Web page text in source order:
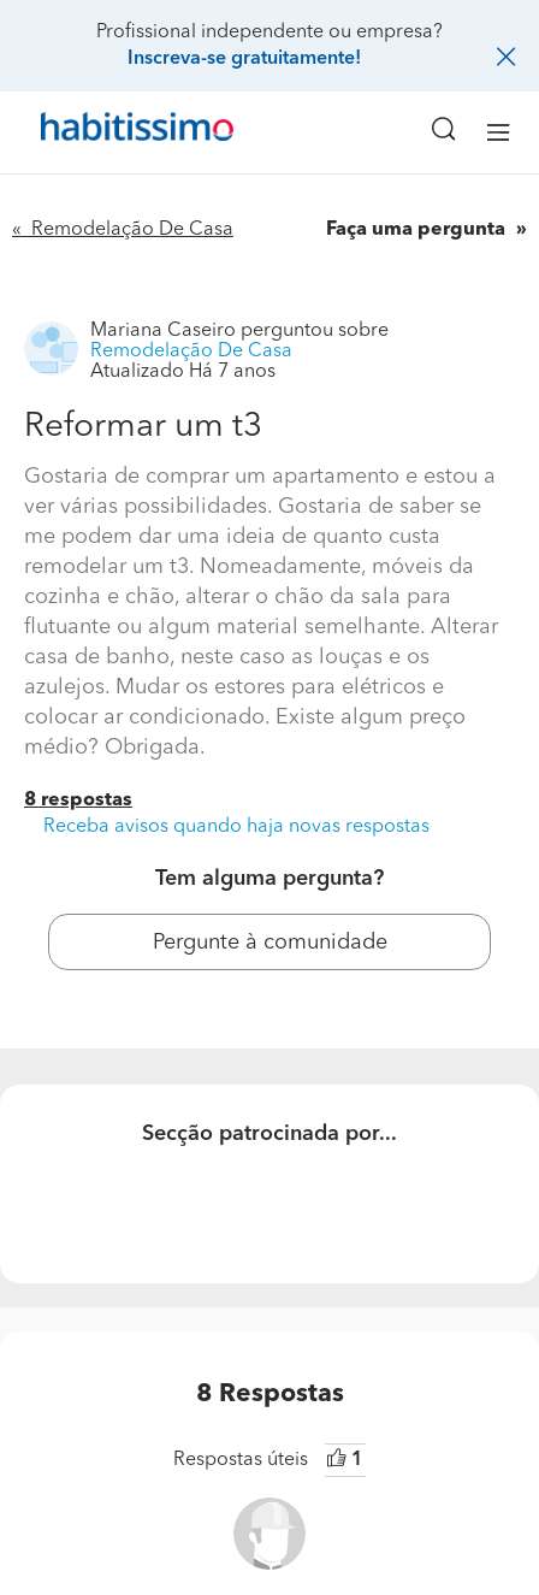
Profissional independente ou empresa?
Inscreva-se gratuitamente!
« Remodelação De Casa Faça uma pergunta
Reformar um t3
Gostaria de comprar um apartamento e estou a ver
dar uma ideia de quanto custa remodelar um t3.
Nomeadamente, móveis da cozinha e chão, alterar o
Mariana Caseiro perguntou sobre
Remodelação De Casa
Atualizado Há 7 anos
Reformar um t3
Gostaria de comprar um apartamento e estou a
ver várias possibilidades. Gostaria de saber se
me podem dar uma ideia de quanto custa
remodelar um t3. Nomeadamente, móveis da
cozinha e chão, alterar o chão da sala para
flutuante ou algum material semelhante. Alterar
casa de banho, neste caso as louças e os
azulejos. Mudar os estores para elétricos e
colocar ar condicionado. Existe algum preço
médio? Obrigada.
8 respostas
Receba avisos quando haja novas respostas
Tem alguma pergunta?
Pergunte à comunidade
Secção patrocinada por...
8 Respostas
Respostas úteis 1